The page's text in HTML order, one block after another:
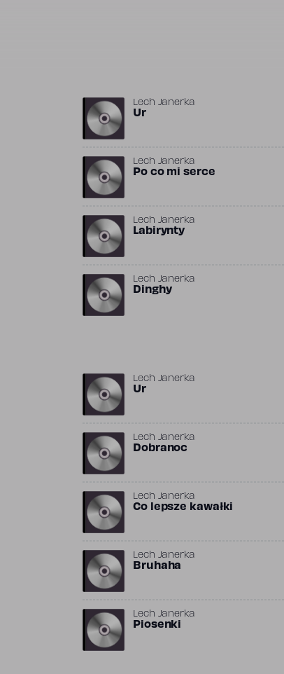
Lech Janerka
Ur
Lech Janerka
Po co mi serce
Lech Janerka
Labirynty
Lech Janerka
Dinghy
Lech Janerka
Ur
Lech Janerka
Dobranoc
Lech Janerka
Co lepsze kawałki
Lech Janerka
Bruhaha
Lech Janerka
Piosenki